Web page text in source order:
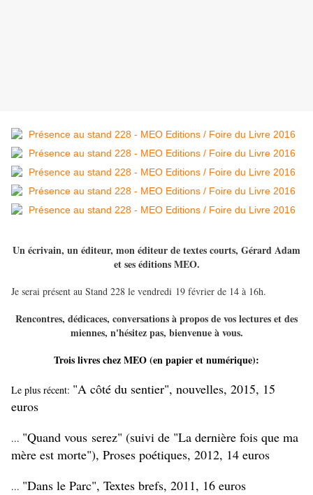
Un écrivain, un éditeur, mon éditeur de textes courts, Gérard Adam
et ses éditions MEO.
Je serai présent au Stand 228 le vendredi 19 février de 14 à 16h.
Rencontres, dédicaces, conversations à propos de vos lectures et des
miennes, n'hésitez pas, bienvenue à vous.
Trois livres chez MEO (en papier et numérique):
Le plus récent: "A côté du sentier", nouvelles, 2015, 15
euros
... "Quand vous serez" (suivi de "La dernière fois que ma
mère est morte"), Proses poétiques, 2012, 14 euros
... "Dans le Parc", Textes brefs, 2011, 16 euros